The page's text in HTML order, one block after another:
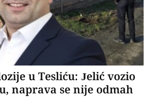
u Tesliću: Jelić vozio
naprava se nije odmah